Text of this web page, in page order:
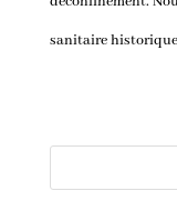
sanitaire